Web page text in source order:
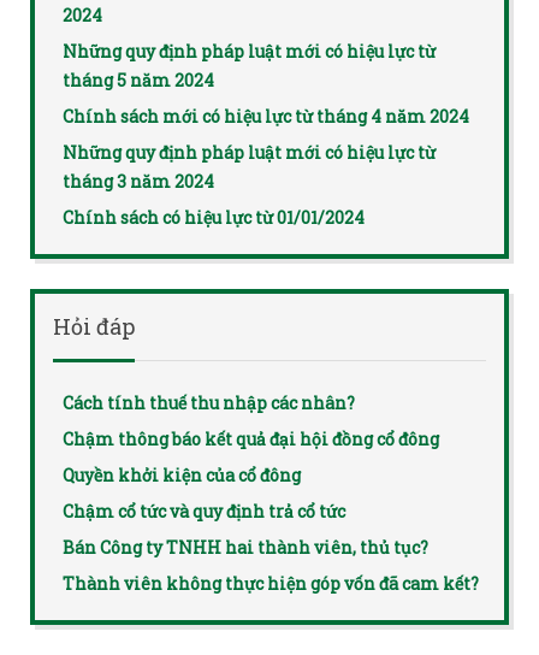
2024
Những quy định pháp luật mới có hiệu lực từ
tháng 5 năm 2024
Chính sách mới có hiệu lực từ tháng 4 năm 2024
Những quy định pháp luật mới có hiệu lực từ
tháng 3 năm 2024
Chính sách có hiệu lực từ 01/01/2024
Hỏi đáp
Cách tính thuế thu nhập các nhân?
Chậm thông báo kết quả đại hội đồng cổ đông
Quyền khởi kiện của cổ đông
Chậm cổ tức và quy định trả cổ tức
Bán Công ty TNHH hai thành viên, thủ tục?
Thành viên không thực hiện góp vốn đã cam kết?